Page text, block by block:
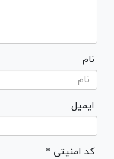
نام
ایمیل
* کد امنیتی